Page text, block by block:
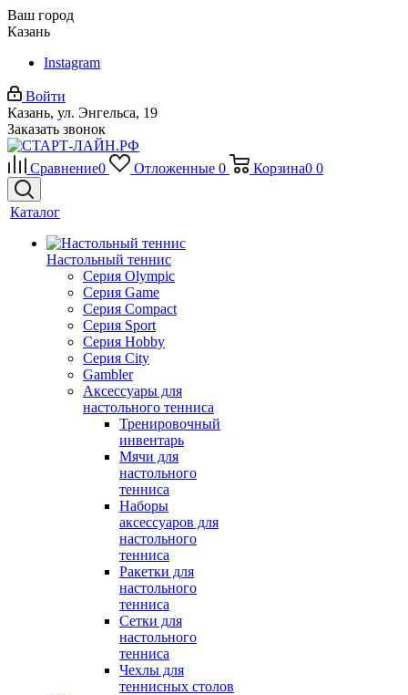
Ваш город
Казань
Instagram
Войти
Казань, ул. Энгельса, 19
Заказать звонок
Сравнение0 Отложенные 0 Корзина0 0
Каталог
Настольный теннис
Серия Olympic
Серия Game
Серия Compact
Серия Sport
Серия Hobby
Серия City
Gambler
Аксессуары для
настольного тенниса
Тренировочный
инвентарь
Мячи для
настольного
тенниса
Наборы
аксессуаров для
настольного
тенниса
Ракетки для
настольного
тенниса
Сетки для
настольного
тенниса
Чехлы для
теннисных столов